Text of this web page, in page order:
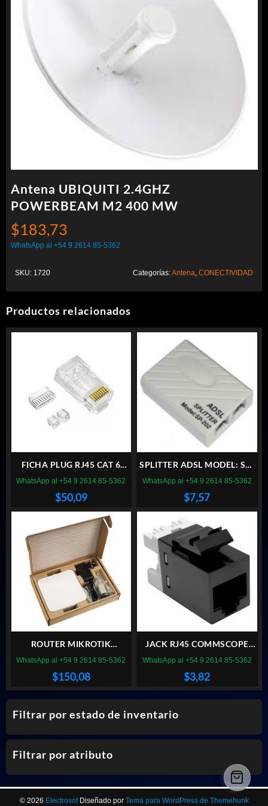
Filtrar por estado de inventario
Filtrar por atributo
Antena UBIQUITI 2.4GHZ
POWERBEAM M2 400 MW
$183,73
WhatsApp al +54 9 2614 85-5362
SKU: 1720 Categorías:Antena CONECTIVIDAD
Productos relacionados
FICHA PLUG RJ45 CAT 6
FURUKAWA X50
$50,09
WhatsApp al +54 9 2614 85-5362
SPLITTER ADSL MODEL: SP-
202A
$7,57
WhatsApp al +54 9 2614 85-5362
ROUTER MIKROTIK
RBSXTSQ5ND
$150,08
WhatsApp al +54 9 2614 85-5362
JACK RJ45 COMMSCOPE
CAT5E BLK
$3,82
WhatsApp al +54 9 2614 85-5362
© 2026 Electrosof Diseñado por Tema para WordPress de Themehunk